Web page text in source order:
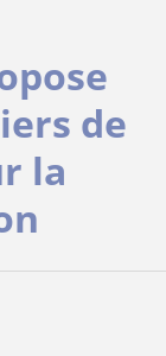
de
la